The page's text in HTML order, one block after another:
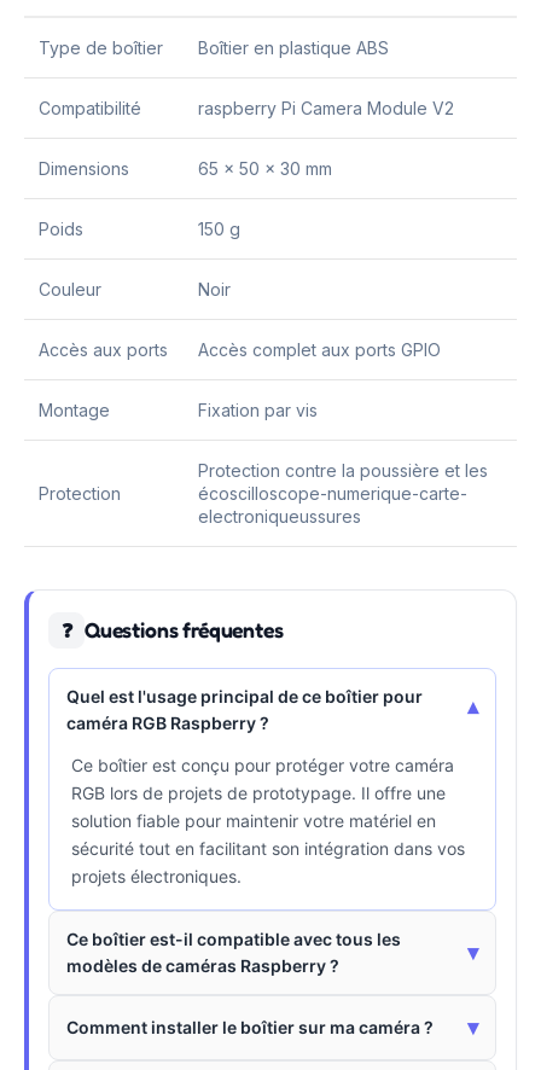
Type de boîtier Boîtier en plastique ABS
Compatibilité raspberry Pi Camera Module V2
Dimensions 65 x 50 x 30 mm
Poids 150 g
Couleur Noir
Accès aux ports Accès complet aux ports GPIO
Montage Fixation par vis
Protection
Protection contre la poussière et les
écoscilloscope-numerique-carte-
electroniqueussures
❓ Questions fréquentes
Quel est l'usage principal de ce boîtier pour
caméra RGB Raspberry ?
▾
Ce boîtier est conçu pour protéger votre caméra
RGB lors de projets de prototypage. Il offre une
solution fiable pour maintenir votre matériel en
sécurité tout en facilitant son intégration dans vos
projets électroniques.
Ce boîtier est-il compatible avec tous les
modèles de caméras Raspberry ?
▾
Comment installer le boîtier sur ma caméra ? ▾